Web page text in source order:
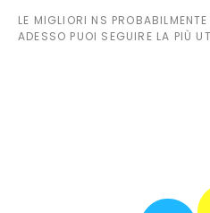
LE MIGLIORI NS
ADESSO PUOI SEGUIRE LA PIÙ